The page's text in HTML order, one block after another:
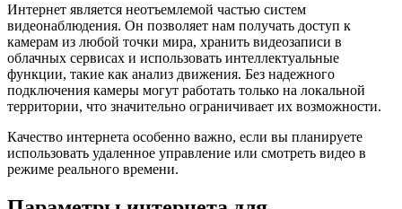
Интернет является неотъемлемой частью систем
видеонаблюдения. Он позволяет нам получать доступ к
камерам из любой точки мира, хранить видеозаписи в
облачных сервисах и использовать интеллектуальные
функции, такие как анализ движения. Без надежного
подключения камеры могут работать только на локальной
территории, что значительно ограничивает их возможности.
Качество интернета особенно важно, если вы планируете
использовать удаленное управление или смотреть видео в
режиме реального времени.